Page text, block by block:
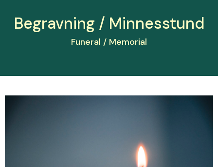
Begravning / Minnesstund
Funeral / Memorial